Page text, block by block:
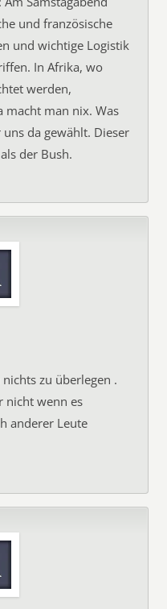
und französische
und wichtige Logistik
In Afrika, wo
werden,
macht man nix. Was
da gewählt. Dieser
der Bush.
zu überlegen .
nicht wenn es
anderer Leute